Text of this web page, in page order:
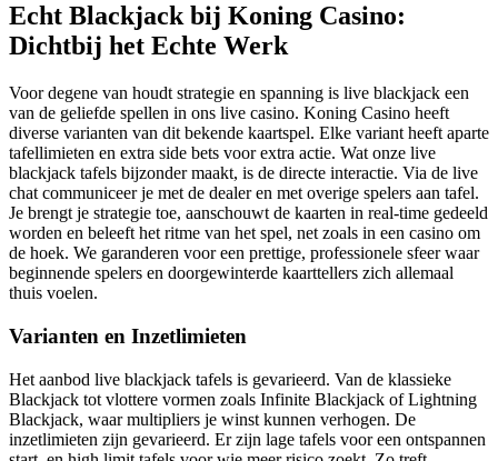
Echt Blackjack bij Koning Casino:
Dichtbij het Echte Werk
Voor degene van houdt strategie en spanning is live blackjack een
van de geliefde spellen in ons live casino. Koning Casino heeft
diverse varianten van dit bekende kaartspel. Elke variant heeft aparte
tafellimieten en extra side bets voor extra actie. Wat onze live
blackjack tafels bijzonder maakt, is de directe interactie. Via de live
chat communiceer je met de dealer en met overige spelers aan tafel.
Je brengt je strategie toe, aanschouwt de kaarten in real-time gedeeld
worden en beleeft het ritme van het spel, net zoals in een casino om
de hoek. We garanderen voor een prettige, professionele sfeer waar
beginnende spelers en doorgewinterde kaarttellers zich allemaal
thuis voelen.
Varianten en Inzetlimieten
Het aanbod live blackjack tafels is gevarieerd. Van de klassieke
Blackjack tot vlottere vormen zoals Infinite Blackjack of Lightning
Blackjack, waar multipliers je winst kunnen verhogen. De
inzetlimieten zijn gevarieerd. Er zijn lage tafels voor een ontspannen